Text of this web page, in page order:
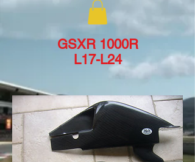
GSXR 1000R
L17-L24